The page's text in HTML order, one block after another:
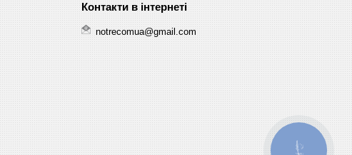
notrecomua@gmail.com
КНОПКА